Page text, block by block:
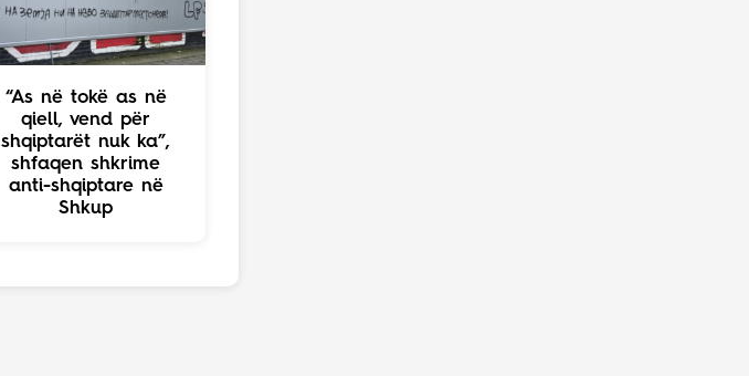
“As në tokë as në
qiell, vend për
shqiptarët nuk ka”,
shfaqen shkrime
anti-shqiptare në
Shkup